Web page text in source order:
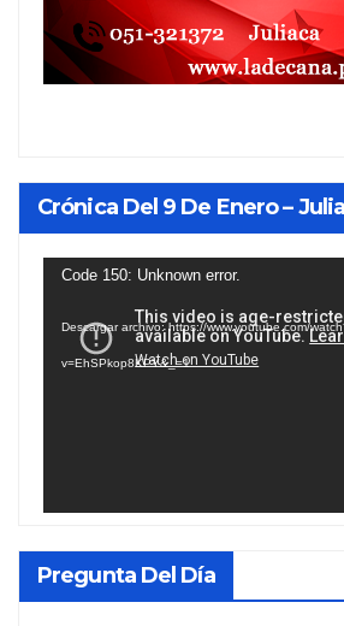
Crónica Del 9 De Enero –
Reproductor
vídeo
Code 150: Unknown error.
Descargar archivo: https://www.youtube.com/
v=EhSPkop8KPY&_=1
Pregunta Del Día